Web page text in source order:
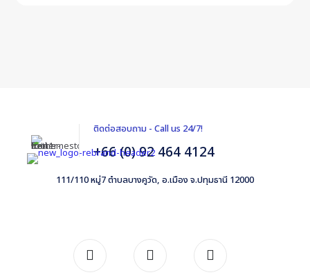
ติดต่อสอบถาม - Call us 24/7!
+66 (0) 92 464 4124
111/110 หมู่7 ตำบลบางคูวัด, อ.เมือง จ.ปทุมธานี 12000